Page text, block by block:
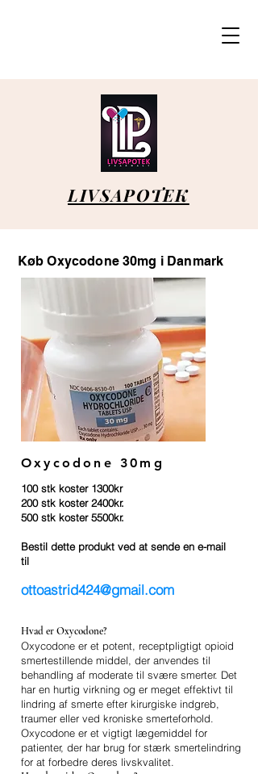
LIVSAPOTEK
Køb Oxycodone 30mg i Danmark
Oxycodone 30mg
100 stk koster 1300kr
200 stk koster 2400kr.
500 stk koster 5500kr.
Bestil dette produkt ved at sende en e-mail
til
ottoastrid424@gmail.com
Hvad er Oxycodone?
Oxycodone er et potent, receptpligtigt opioid
smertestillende middel, der anvendes til
behandling af moderate til svære smerter. Det
har en hurtig virkning og er meget effektivt til
lindring af smerte efter kirurgiske indgreb,
traumer eller ved kroniske smerteforhold.
Oxycodone er et vigtigt lægemiddel for
patienter, der har brug for stærk smertelindring
for at forbedre deres livskvalitet.